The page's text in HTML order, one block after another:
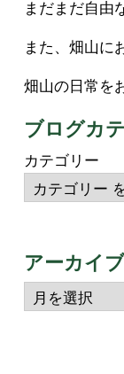
まだまだ自由
また、畑山に
畑山の日常を
ブログカ
カテゴリー
アーカイブ